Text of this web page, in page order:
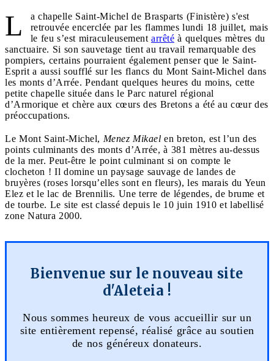
L
a chapelle Saint-Michel de Brasparts (Finistère) s'est
retrouvée encerclée par les flammes lundi 18 juillet, mais
le feu s’est miraculeusement arrêté à quelques mètres du
sanctuaire. Si son sauvetage tient au travail remarquable des
pompiers, certains pourraient également penser que le Saint-
Esprit a aussi soufflé sur les flancs du Mont Saint-Michel dans
les monts d’Arrée. Pendant quelques heures du moins, cette
petite chapelle située dans le Parc naturel régional
d’Armorique et chère aux cœurs des Bretons a été au cœur des
préoccupations.
Le Mont Saint-Michel, Menez Mikael en breton, est l’un des
points culminants des monts d’Arrée, à 381 mètres au-dessus
de la mer. Peut-être le point culminant si on compte le
clocheton ! Il domine un paysage sauvage de landes de
bruyères (roses lorsqu’elles sont en fleurs), les marais du Yeun
Elez et le lac de Brennilis. Une terre de légendes, de brume et
de tourbe. Le site est classé depuis le 10 juin 1910 et labellisé
zone Natura 2000.
Bienvenue sur le nouveau site
d'Aleteia !
Nous sommes heureux de vous accueillir sur un
site entièrement repensé, réalisé grâce au soutien
de nos généreux donateurs.